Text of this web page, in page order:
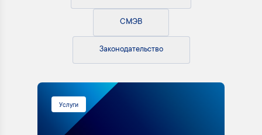
СМЭВ
Законодательство
Услуги